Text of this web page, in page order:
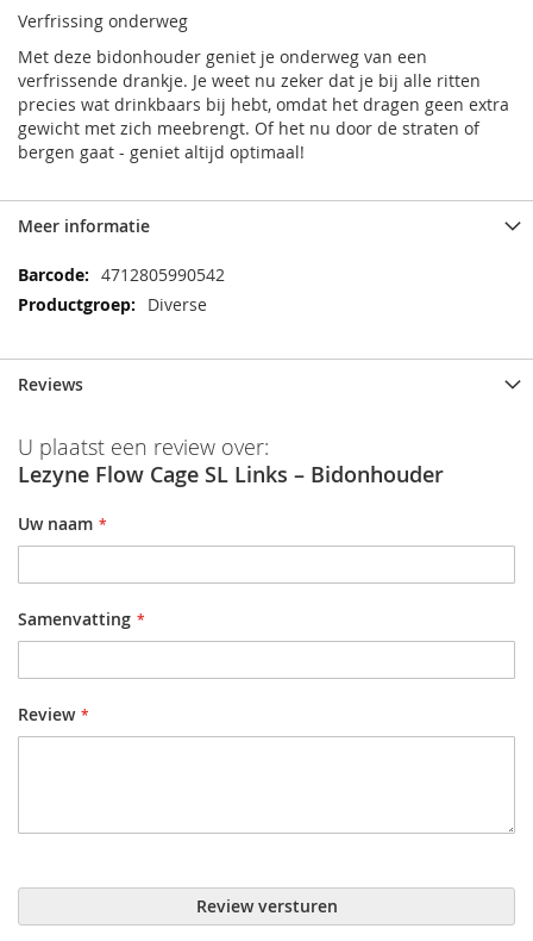
Verfrissing onderweg
Met deze bidonhouder geniet je onderweg van een
verfrissende drankje. Je weet nu zeker dat je bij alle ritten
precies wat drinkbaars bij hebt, omdat het dragen geen extra
gewicht met zich meebrengt. Of het nu door de straten of
bergen gaat - geniet altijd optimaal!
Meer informatie
Meer
informatie
4712805990542
Diverse
Reviews
U plaatst een review over:
Lezyne Flow Cage SL Links – Bidonhouder
Uw naam
Samenvatting
Review
Review versturen